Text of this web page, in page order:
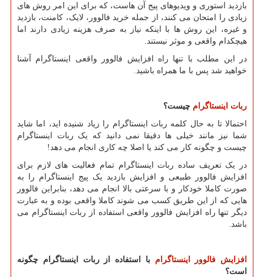
بازدید استوری و ویدیوهای پیج آن هاست، که برای این امر روش های
زیادی را امتحان می کنند، از جمله خرید فالوور، لایک، کامنت، بازدید
و غیره، این روش ها با اینکه نیاز به صرف هزینه زیادی دارند اما
هیچکدام واقعی و موثر نیستند.
در این مطلب با تنها راه افزایش فالوور واقعی اینستاگرام آشنا
خواهید شد پس با ما همراه باشید.
ربات اینستاگرام چیست؟
احتمالا تا به حال کلمه ربات اینستاگرام را زیاد شنیده اید، اما شاید
شما نیز مانند خیلی ها دقیقا نمی دانید که یک ربات اینستاگرام
چیست و چگونه کار می کند یا اصلا چه کاری انجام می دهد!
در یک تعریف ساده ربات اینستاگرام تمام فعالیت های لازم برای
افزایش فالوور طبیعی و افزایش بازدید یک پیج اینستاگرام را به
صورت کاملا خودکار و با سرعتی بالا انجام می دهد، بنابراین فالوور
هایی که از این طریق کسب می شوند کاملا واقعی بوده و به عبارت
دیگر تنها راه افزایش فالوور واقعی استفاده از ربات اینستاگرام می
باشد.
افزایش فالوور اینستاگرام با استفاده از ربات اینستاگرام چگونه
است؟